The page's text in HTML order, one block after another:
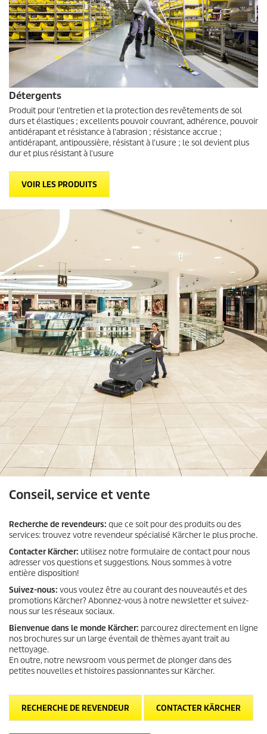
Détergents
Produit pour l'entretien et la protection des revêtements de sol
durs et élastiques ; excellents pouvoir couvrant, adhérence, pouvoir
antidérapant et résistance à l'abrasion ; résistance accrue ;
antidérapant, antipoussière, résistant à l'usure ; le sol devient plus
dur et plus résistant à l'usure
VOIR LES PRODUITS
Conseil, service et vente
Recherche de revendeurs: que ce soit pour des produits ou des
services: trouvez votre revendeur spécialisé Kärcher le plus proche.
Contacter Kärcher: utilisez notre formulaire de contact pour nous
adresser vos questions et suggestions. Nous sommes à votre
entière disposition!
Suivez-nous: vous voulez être au courant des nouveautés et des
promotions Kärcher? Abonnez-vous à notre newsletter et suivez-
nous sur les réseaux sociaux.
Bienvenue dans le monde Kärcher: parcourez directement en ligne
nos brochures sur un large éventail de thèmes ayant trait au
nettoyage.
En outre, notre newsroom vous permet de plonger dans des
petites nouvelles et histoires passionnantes sur Kärcher.
RECHERCHE DE REVENDEUR CONTACTER KÄRCHER